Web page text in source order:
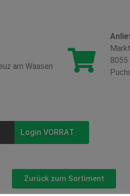
am Waasen
8055
Login VORRAT
Zurück zum Sortiment